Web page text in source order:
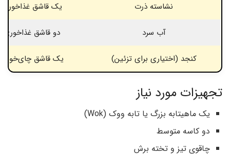
نشاسته ذرت یک قاشق غذاخوری
آب سرد دو قاشق غذاخوری
کنجد (اختیاری برای تزئین) یک قاشق چای‌خوری
تجهیزات مورد نیاز
یک ماهیتابه بزرگ یا تابه ووک (Wok)
دو کاسه متوسط
چاقوی تیز و تخته برش